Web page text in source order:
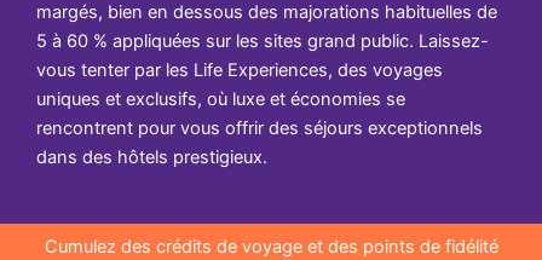
margés, bien en dessous des majorations habituelles de
5 à 60 % appliquées sur les sites grand public. Laissez-
vous tenter par les Life Experiences, des voyages
uniques et exclusifs, où luxe et économies se
rencontrent pour vous offrir des séjours exceptionnels
dans des hôtels prestigieux.
Cumulez des crédits de voyage et des points de fidélité